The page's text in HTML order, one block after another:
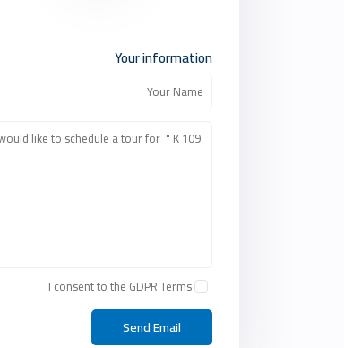
Your information
I consent to the GDPR Terms